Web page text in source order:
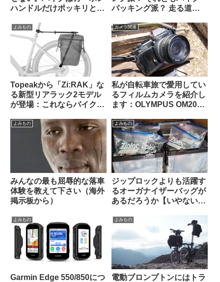
ハンドルだけポッキリと。
う？（海外掲示板から）
パッキング派？ 走る道の
備を考える
よみもの
Topeakから「Zi:RAK」な
る新型リアラック2モデル
が登場：これならバイクパ
らも納得？
カメラ関連
私が自転車旅で愛用してい
るフィルムカメラを紹介し
ます：OLYMPUS OM2000
F3.5
よみもの
みんなの最も屈辱的な落車
体験を教えて下さい（海外
掲示板から）
よみもの
ジップロックよりも活躍す
るオーガナイザーバッグが
あるだろうか【いやない・
よみもの
Garmin Edge 550/850につ
よみもの
電動ブロンプトンにはトラ